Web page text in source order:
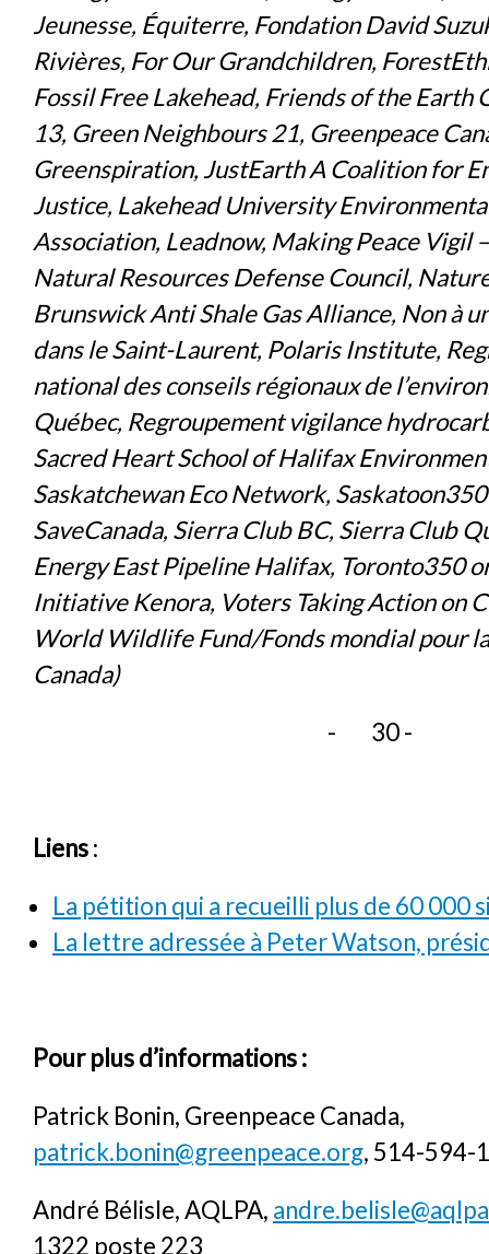
Jeunesse, Équiterre, Fondation David
Rivières, For Our Grandchildren,
Fossil Free Lakehead, Friends of the Earth
13, Green Neighbours 21, Greenpeace
Greenspiration, JustEarth A Coalition for
Justice, Lakehead University
Association, Leadnow, Making Peace Vigil
Natural Resources Defense Council,
Brunswick Anti Shale Gas Alliance, Non à
dans le Saint-Laurent, Polaris Institute,
national des conseils régionaux de
Québec, Regroupement vigilance
Sacred Heart School of Halifax
Saskatchewan Eco Network,
SaveCanada, Sierra Club BC, Sierra Club
Energy East Pipeline Halifax, Toronto350
Initiative Kenora, Voters Taking Action on
World Wildlife Fund/Fonds mondial pour
Canada)
- 30 -
Liens:
La pétition qui a recueilli plus de 60 000
La lettre adressée à Peter Watson,
Pour plus d’informations:
Patrick Bonin, Greenpeace Canada,
patrick.bonin@greenpeace.org, 514-594-
André Bélisle, AQLPA,
1322 poste 223